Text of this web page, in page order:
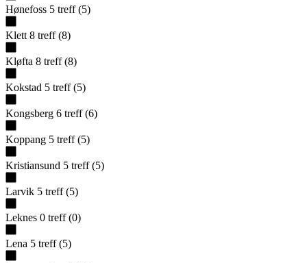
Hønefoss 5 treff (5)
Klett 8 treff (8)
Kløfta 8 treff (8)
Kokstad 5 treff (5)
Kongsberg 6 treff (6)
Koppang 5 treff (5)
Kristiansund 5 treff (5)
Larvik 5 treff (5)
Leknes 0 treff (0)
Lena 5 treff (5)